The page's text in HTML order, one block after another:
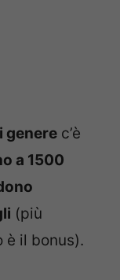
genere c’è
a 1500
(più
è il bonus).